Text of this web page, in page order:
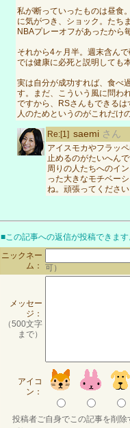
私が断っていったものは昼食
に気がつき、ショック。たち
NBAプレーオフがあったから
それから4ヶ月半。週末含ん
では健康に必死と説明しても
実は自分が成功すれば、食べ
す。まだ、こういう風に問わ
ですから、RSさんもできる
人のためというのがこれだけ
Re:[1] saemi さん
アイスモカやフラッ
止めるのがたいへんで
周りの人たちへのイ
った大きなモチベー
ね。頑張ってください
■この記事への返信が投稿できます
ニックネー
ム：
可）
メッセー
ジ：
（500文字
まで）
アイコ
ン：
投稿者ご自身でこの記事を削除